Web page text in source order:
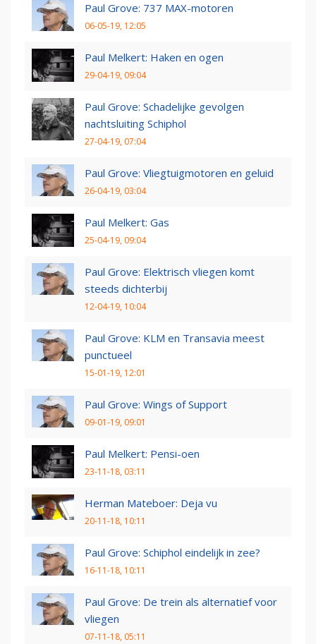
Paul Grove: 737 MAX-motoren
06-05-19, 12:05
Paul Melkert: Haken en ogen
29-04-19, 09:04
Paul Grove: Schadelijke gevolgen
nachtsluiting Schiphol
27-04-19, 07:04
Paul Grove: Vliegtuigmotoren en geluid
26-04-19, 03:04
Paul Melkert: Gas
25-04-19, 09:04
Paul Grove: Elektrisch vliegen komt
steeds dichterbij
12-04-19, 10:04
Paul Grove: KLM en Transavia meest
punctueel
15-01-19, 12:01
Paul Grove: Wings of Support
09-01-19, 09:01
Paul Melkert: Pensi-oen
23-11-18, 03:11
Herman Mateboer: Deja vu
20-11-18, 10:11
Paul Grove: Schiphol eindelijk in zee?
16-11-18, 10:11
Paul Grove: De trein als alternatief voor
vliegen
07-11-18, 05:11